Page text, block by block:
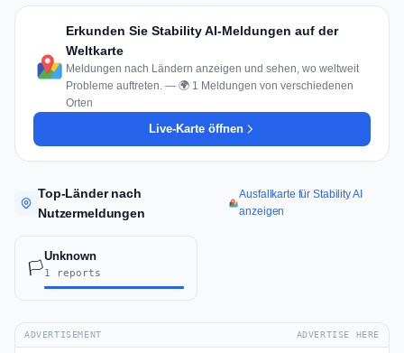
Erkunden Sie Stability AI-Meldungen auf der
Weltkarte
Meldungen nach Ländern anzeigen und sehen, wo weltweit
Probleme auftreten. — 🌍 1 Meldungen von verschiedenen
Orten
Live-Karte öffnen
Top-Länder nach
Nutzermeldungen
Ausfallkarte für Stability AI
anzeigen
🏳️
Unknown
1 reports
ADVERTISEMENT ADVERTISE HERE